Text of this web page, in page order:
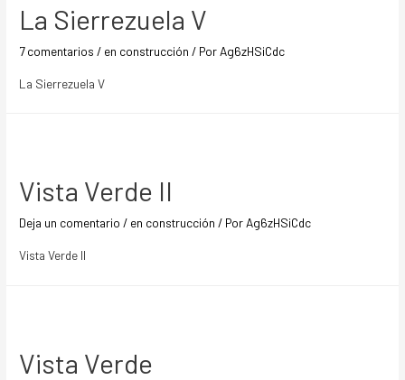
La Sierrezuela V
7 comentarios / en construcción / Por Ag6zHSiCdc
La Sierrezuela V
Vista Verde II
Deja un comentario / en construcción / Por Ag6zHSiCdc
Vista Verde II
Vista Verde